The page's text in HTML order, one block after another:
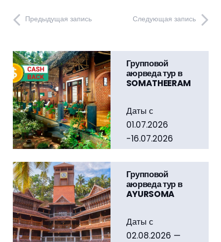
Предыдущая запись Следующая запись
Групповой
аюрведа тур в
SOMATHEERAM
Даты с
01.07.2026
-16.07.2026
Стоимость
Групповой
аюрведа тур в
AYURSOMA
Даты с
02.08.2026 —